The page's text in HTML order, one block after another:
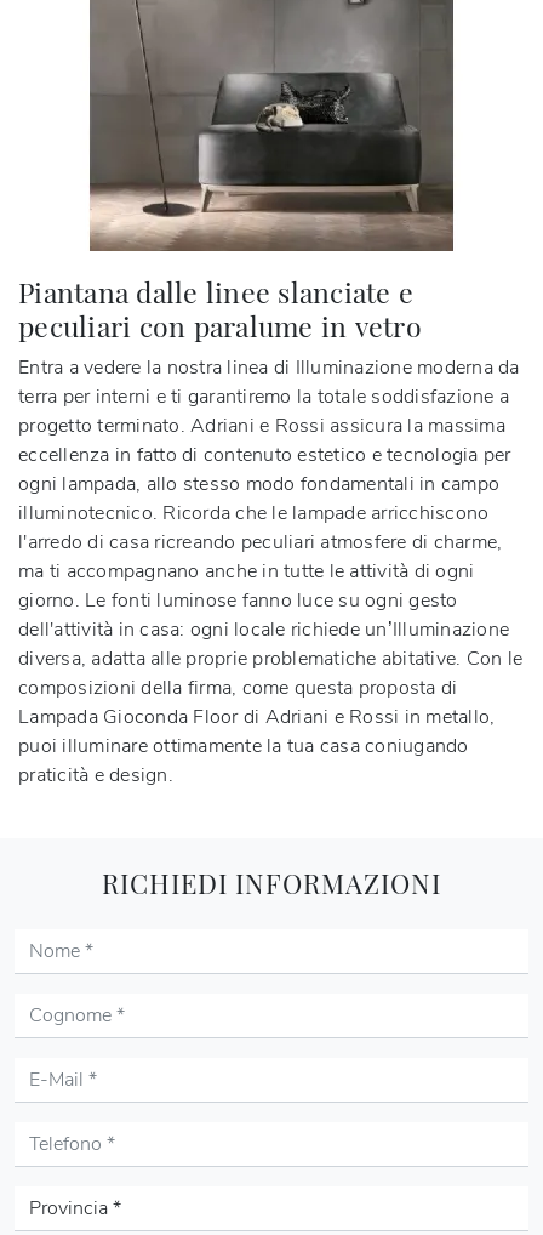
Piantana dalle linee slanciate e
peculiari con paralume in vetro
Entra a vedere la nostra linea di Illuminazione moderna da
terra per interni e ti garantiremo la totale soddisfazione a
progetto terminato. Adriani e Rossi assicura la massima
eccellenza in fatto di contenuto estetico e tecnologia per
ogni lampada, allo stesso modo fondamentali in campo
illuminotecnico. Ricorda che le lampade arricchiscono
l'arredo di casa ricreando peculiari atmosfere di charme,
ma ti accompagnano anche in tutte le attività di ogni
giorno. Le fonti luminose fanno luce su ogni gesto
dell'attività in casa: ogni locale richiede un’Illuminazione
diversa, adatta alle proprie problematiche abitative. Con le
composizioni della firma, come questa proposta di
Lampada Gioconda Floor di Adriani e Rossi in metallo,
puoi illuminare ottimamente la tua casa coniugando
praticità e design.
RICHIEDI INFORMAZIONI